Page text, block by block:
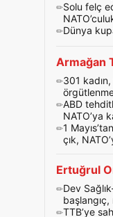
Solu felç
Dünya
Armağan
301
ABD
NATO’ya
1
çık,
Ertuğrul
Dev
TTB’ye